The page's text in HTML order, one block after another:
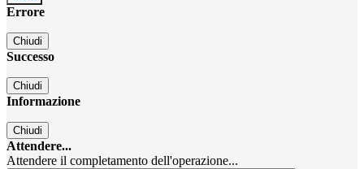
Errore
Chiudi
Successo
Chiudi
Informazione
Chiudi
Attendere...
Attendere il completamento dell'operazione...